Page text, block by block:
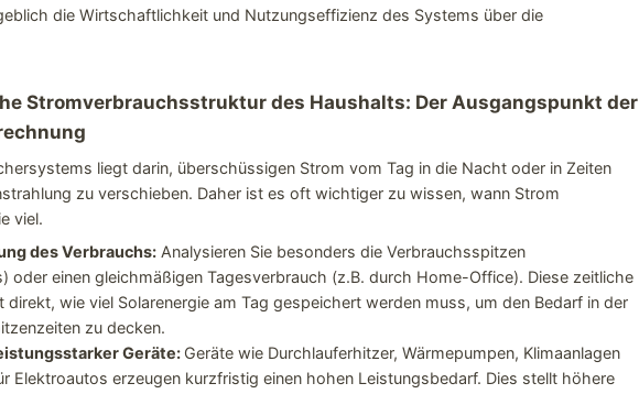
die Wirtschaftlichkeit und Nutzungseffizienz des Systems über die
Stromverbrauchsstruktur des Haushalts: Der Ausgangspunkt der
liegt darin, überschüssigen Strom vom Tag in die Nacht oder in Zeiten
zu verschieben. Daher ist es oft wichtiger zu wissen, wann Strom
viel.
des Verbrauchs: Analysieren Sie besonders die Verbrauchsspitzen
oder einen gleichmäßigen Tagesverbrauch (z.B. durch Home-Office). Diese zeitliche
direkt, wie viel Solarenergie am Tag gespeichert werden muss, um den Bedarf in der
zu decken.
Geräte: Geräte wie Durchlauferhitzer, Wärmepumpen, Klimaanlagen
Elektroautos erzeugen kurzfristig einen hohen Leistungsbedarf. Dies stellt höhere